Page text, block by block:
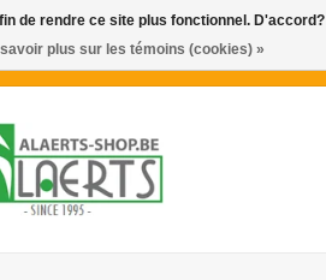
0 Articles - €0,00
de rendre ce site plus fonctionnel. D'accord?
savoir plus sur les témoins (cookies) »